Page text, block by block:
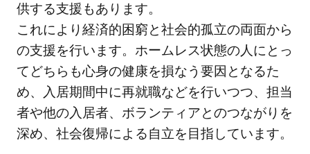
供する支援もあります。
これにより経済的困窮と社会的孤立の両面から
の支援を行います。ホームレス状態の人にとっ
てどちらも心身の健康を損なう要因となるた
め、入居期間中に再就職などを行いつつ、担当
者や他の入居者、ボランティアとのつながりを
深め、社会復帰による自立を目指しています。